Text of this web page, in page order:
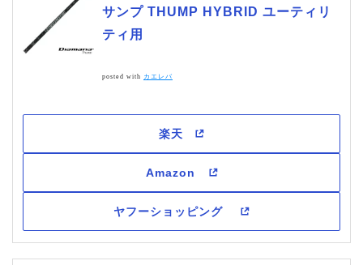
サンプ THUMP HYBRID ユーティリ
ティ用
posted with カエレバ